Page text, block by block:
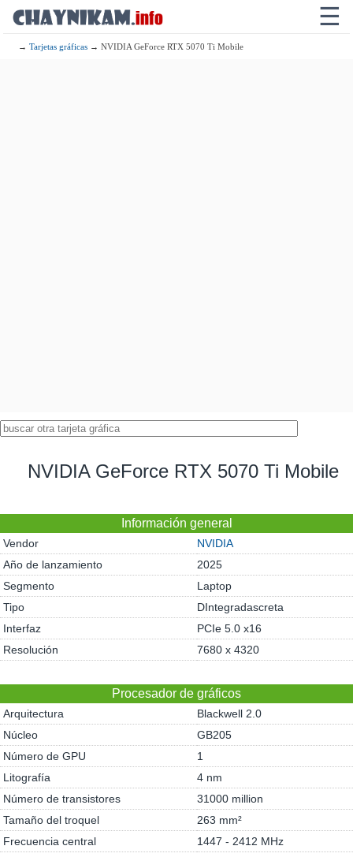
☰
→Tarjetas gráficas → NVIDIA GeForce RTX 5070 Ti Mobile
NVIDIA GeForce RTX 5070 Ti Mobile
Información general
Vendor
NVIDIA
Año de lanzamiento
2025
Segmento
Laptop
Tipo
DIntegradascreta
Interfaz
PCIe 5.0 x16
Resolución
7680 x 4320
Procesador de gráficos
Arquitectura
Blackwell 2.0
Núcleo
GB205
Número de GPU
1
Litografía
4 nm
Número de transistores
31000 million
Tamaño del troquel
263 mm²
Frecuencia central
1447 - 2412 MHz